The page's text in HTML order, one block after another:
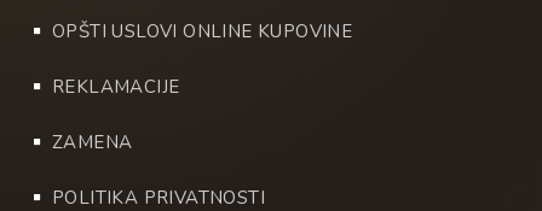
OPŠTI USLOVI ONLINE KUPOVINE
REKLAMACIJE
ZAMENA
POLITIKA PRIVATNOSTI